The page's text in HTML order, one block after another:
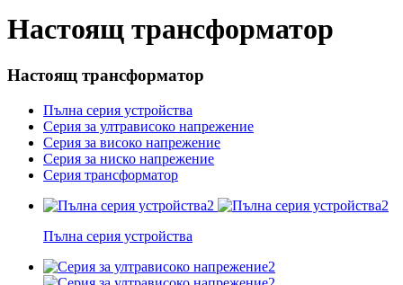
Настоящ трансформатор
Настоящ трансформатор
Пълна серия устройства
Серия за ултрависоко напрежение
Серия за високо напрежение
Серия за ниско напрежение
Серия трансформатор
Пълна серия устройства